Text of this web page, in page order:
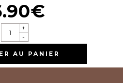
-
+
AU PANIER